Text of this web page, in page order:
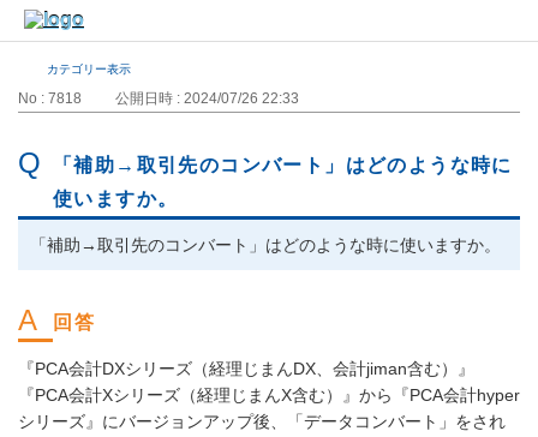
カテゴリー表示
No : 7818 公開日時 : 2024/07/26 22:33
「補助→取引先のコンバート」はどのような時に
使いますか。
「補助→取引先のコンバート」はどのような時に使いますか。
『PCA会計DXシリーズ（経理じまんDX、会計jiman含む）』
『PCA会計Xシリーズ（経理じまんX含む）』から『PCA会計hyper
シリーズ』にバージョンアップ後、「データコンバート」をされ